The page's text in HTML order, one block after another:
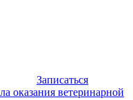
Записаться
оказания ветеринарной